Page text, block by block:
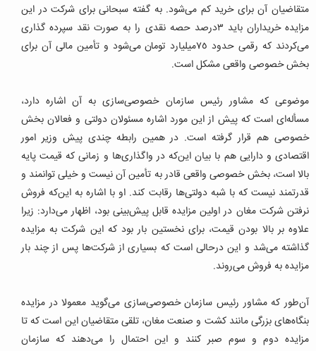
متقاضیان آن برای خرید کم می‌شود. به گفته سبحانی برای شرکت در این
مزایده خریداران باید ٣‌درصد حصه نقدی را به صورت نقد سپرده گذاری
می‌کردند که رقمی حدود ٧٥‌میلیارد تومان می‌شود و تأمین مالی آن برای
بخش خصوصی واقعی مشکل است.
موضوعی که مشاور رئیس سازمان خصوصی‌سازی به آن اشاره دارد،
مسأله‌ای است که پیش از این مورد اشاره مسئولان دولتی و فعالان بخش
خصوصی هم قرار گرفته است. در همین رابطه چندی پیش وزیر امور
اقتصادی و دارایی هم با بیان این‌که در واگذاری‌ها و زمانی که قیمت پایه
بالا است، بخش خصوصی واقعی قادر به تأمین آن نیست و خیلی توانمند و
قدرتمند نیست که با شبه دولتی‌ها رقابت کند. او با اشاره به این‌که فروش
نرفتن شرکت مغان در اولین مزایده قابل پیش‌بینی بود، اظهار می‌دارد: زیرا
علاوه بر بالا بودن قیمت، برای نخستین بار بود که این شرکت به مزایده
گذاشته می‌شد و این درحالی است که بسیاری از شرکت‌ها پس از چند بار
مزایده به فروش می‌روند.
آن‌طور که مشاور رئیس سازمان خصوصی‌سازی می‌گوید معمولا در مزایده
بنگاه‌های بزرگی مانند کشت و صنعت مغان، تلقی متقاضیان این است که تا
مزایده دوم و سوم صبر کنند و این احتمال را می‌دهند که سازمان